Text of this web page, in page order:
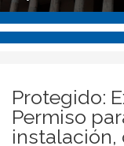
Protegido:
Permiso
instalación,